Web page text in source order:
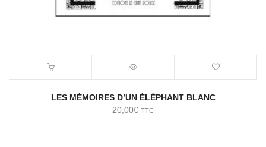
LES MÉMOIRES D’UN ÉLÉPHANT BLANC
20,00€ TTC